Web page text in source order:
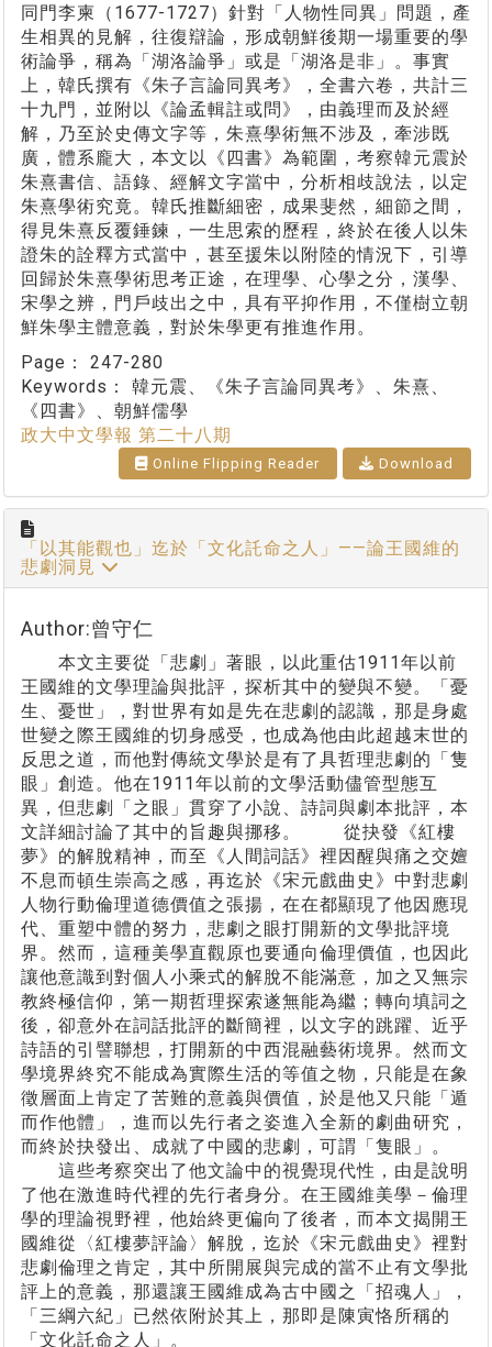
同門李柬（1677-1727）針對「人物性同異」問題，產
生相異的見解，往復辯論，形成朝鮮後期一場重要的學
術論爭，稱為「湖洛論爭」或是「湖洛是非」。事實
上，韓氏撰有《朱子言論同異考》，全書六卷，共計三
十九門，並附以《論孟輯註或問》，由義理而及於經
解，乃至於史傳文字等，朱熹學術無不涉及，牽涉既
廣，體系龐大，本文以《四書》為範圍，考察韓元震於
朱熹書信、語錄、經解文字當中，分析相歧說法，以定
朱熹學術究竟。韓氏推斷細密，成果斐然，細節之間，
得見朱熹反覆錘鍊，一生思索的歷程，終於在後人以朱
證朱的詮釋方式當中，甚至援朱以附陸的情況下，引導
回歸於朱熹學術思考正途，在理學、心學之分，漢學、
宋學之辨，門戶歧出之中，具有平抑作用，不僅樹立朝
鮮朱學主體意義，對於朱學更有推進作用。
Page： 247-280
Keywords： 韓元震、《朱子言論同異考》、朱熹、
《四書》、朝鮮儒學
政大中文學報 第二十八期
Online Flipping Reader Download
「以其能觀也」迄於「文化託命之人」——論王國維的
悲劇洞見
Author:曾守仁
本文主要從「悲劇」著眼，以此重估1911年以前
王國維的文學理論與批評，探析其中的變與不變。「憂
生、憂世」，對世界有如是先在悲劇的認識，那是身處
世變之際王國維的切身感受，也成為他由此超越末世的
反思之道，而他對傳統文學於是有了具哲理悲劇的「隻
眼」創造。他在1911年以前的文學活動儘管型態互
異，但悲劇「之眼」貫穿了小說、詩詞與劇本批評，本
文詳細討論了其中的旨趣與挪移。 從抉發《紅樓
夢》的解脫精神，而至《人間詞話》裡因醒與痛之交嬗
不息而頓生崇高之感，再迄於《宋元戲曲史》中對悲劇
人物行動倫理道德價值之張揚，在在都顯現了他因應現
代、重塑中體的努力，悲劇之眼打開新的文學批評境
界。然而，這種美學直觀原也要通向倫理價值，也因此
讓他意識到對個人小乘式的解脫不能滿意，加之又無宗
教終極信仰，第一期哲理探索遂無能為繼；轉向填詞之
後，卻意外在詞話批評的斷簡裡，以文字的跳躍、近乎
詩語的引譬聯想，打開新的中西混融藝術境界。然而文
學境界終究不能成為實際生活的等值之物，只能是在象
徵層面上肯定了苦難的意義與價值，於是他又只能「遁
而作他體」，進而以先行者之姿進入全新的劇曲研究，
而終於抉發出、成就了中國的悲劇，可謂「隻眼」。
這些考察突出了他文論中的視覺現代性，由是說明
了他在激進時代裡的先行者身分。在王國維美學－倫理
學的理論視野裡，他始終更偏向了後者，而本文揭開王
國維從〈紅樓夢評論〉解脫，迄於《宋元戲曲史》裡對
悲劇倫理之肯定，其中所開展與完成的當不止有文學批
評上的意義，那還讓王國維成為古中國之「招魂人」，
「三綱六紀」已然依附於其上，那即是陳寅恪所稱的
「文化託命之人」。